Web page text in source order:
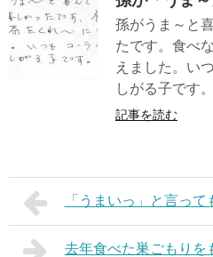
孫がうま～と
たです。食べ
えました。い
しがる
記事を読む
「うまいっ」と言って
去年食べた巣ごもりを